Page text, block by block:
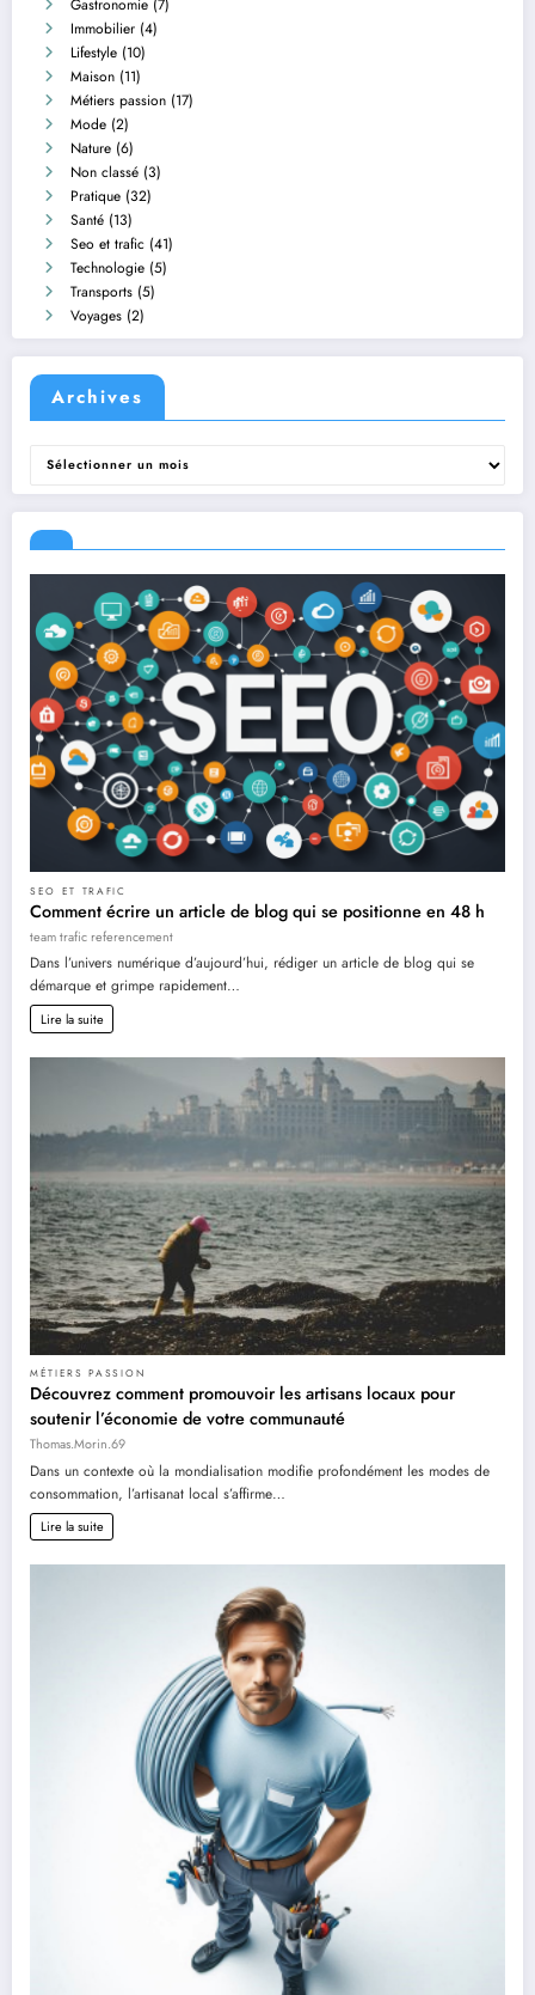
Gastronomie (7)
Immobilier (4)
Lifestyle (10)
Maison (11)
Métiers passion (17)
Mode (2)
Nature (6)
Non classé (3)
Pratique (32)
Santé (13)
Seo et trafic (41)
Technologie (5)
Transports (5)
Voyages (2)
Archives
Archives
SEO ET TRAFIC
Comment écrire un article de blog qui se positionne en 48 h
team trafic referencement
Dans l’univers numérique d’aujourd’hui, rédiger un article de blog qui se
démarque et grimpe rapidement…
Lire la suite
MÉTIERS PASSION
Découvrez comment promouvoir les artisans locaux pour
soutenir l’économie de votre communauté
Thomas.Morin.69
Dans un contexte où la mondialisation modifie profondément les modes de
consommation, l’artisanat local s’affirme…
Lire la suite